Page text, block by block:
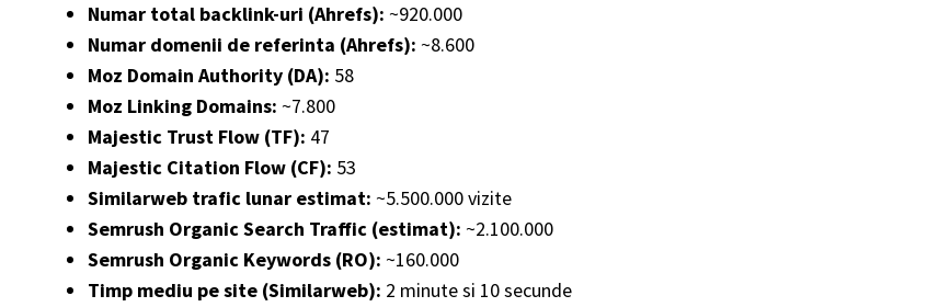
Numar total backlink-uri (Ahrefs): ~920.000
Numar domenii de referinta (Ahrefs): ~8.600
Moz Domain Authority (DA): 58
Moz Linking Domains: ~7.800
Majestic Trust Flow (TF): 47
Majestic Citation Flow (CF): 53
Similarweb trafic lunar estimat: ~5.500.000 vizite
Semrush Organic Search Traffic (estimat): ~2.100.000
Semrush Organic Keywords (RO): ~160.000
Timp mediu pe site (Similarweb): 2 minute si 10 secunde